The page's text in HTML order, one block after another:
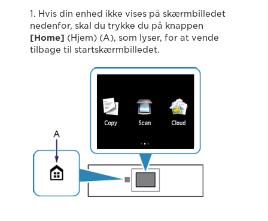
1. Hvis din enhed ikke vises på skærmbilledet
nedenfor, skal du trykke du på knappen
[Home] (Hjem) (A), som lyser, for at vende
tilbage til startskærmbilledet.